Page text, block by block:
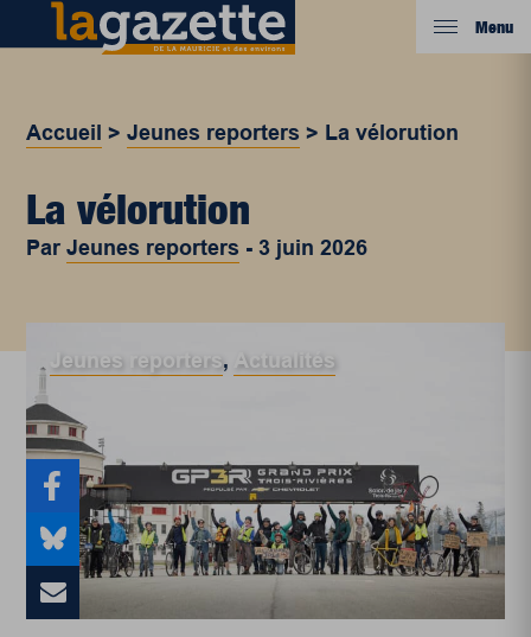
Menu
Accueil >Jeunes reporters > La vélorution
La vélorution
ParJeunes reporters -3 juin 2026
Jeunes reporters, Actualités